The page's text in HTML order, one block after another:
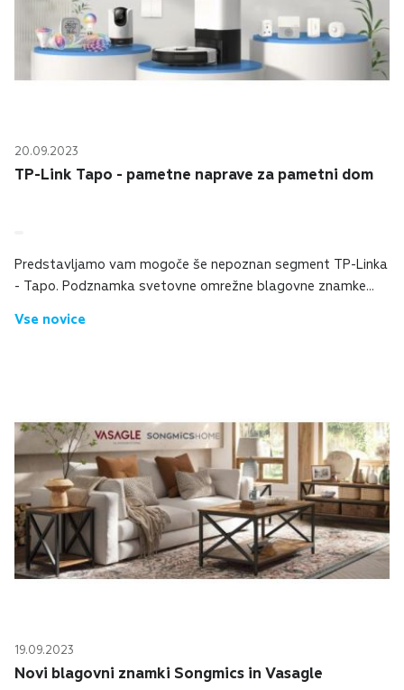
20.09.2023
TP-Link Tapo - pametne naprave za pametni dom
Predstavljamo vam mogoče še nepoznan segment TP-Linka
- Tapo. Podznamka svetovne omrežne blagovne znamke
smart-home izdelke. Med drugim tudi: p...
Vse novice
19.09.2023
Novi blagovni znamki Songmics in Vasagle